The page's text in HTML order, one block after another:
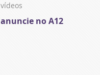
vídeos
anuncie no A12